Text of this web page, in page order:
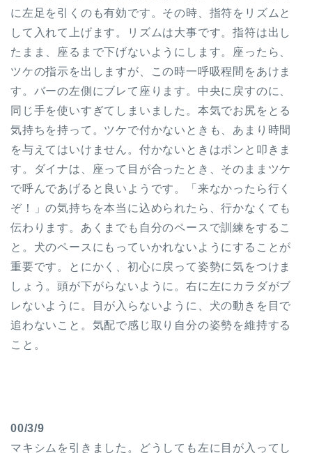
に左足を引くのも有効です。その時、指符をリズムと
して入れて上げます。リズムは大事です。指符は出し
たまま、座るまで下げないようにします。座ったら、
ツケの指示を出しますが、この時一呼吸程間をあけま
す。バーの左側にブレて座ります。中央に戻すのに、
同じ手を使いすぎてしまいました。本気でお尻をとる
気持ちを持って。ツケで付かないときも、あまり時間
を与えてはいけません。付かないときはポンと叩きま
す。ダイナは、座って目が合ったとき、そのままツケ
で呼んであげると良いようです。「来なかったら行く
ぞ！」の気持ちを本当に込められたら、行かなくても
伝わります。あくまでも自分のペースで訓練をするこ
と。犬のペースにもっていかれないようにすることが
重要です。とにかく、初心に戻って姿勢に気をつけま
しょう。頭が下がらないように。右に左にカラダがブ
レないように。目が入らないように、犬の動きを目で
追わないこと。気配で感じ取り自分の姿勢を維持する
こと。
00/3/9
マキシムを引きました。どうしても左に目が入ってし